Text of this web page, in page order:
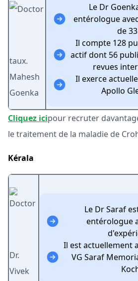
taux.
Mahesh
Goenka
Le Dr
entérologue
de
Il compte 128
actif dont 56
revues
Il exerce
Apollo
Cliquez icipour recruter
le traitement de la maladie de
Kérala
Dr.
Vivek
Le Dr Saraf
entérologue
Il est actuellement
VG Saraf